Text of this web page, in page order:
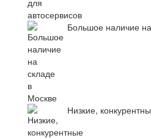
Большое наличие
Низкие,